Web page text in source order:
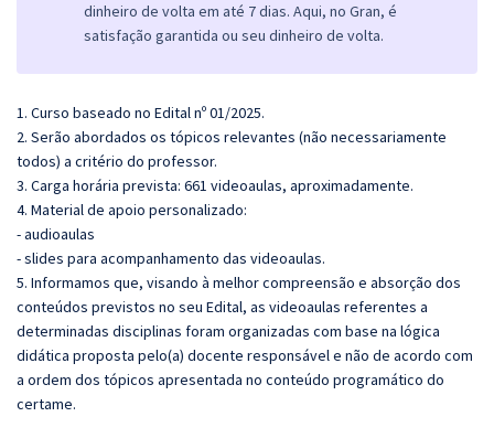
dinheiro de volta em até 7 dias. Aqui, no Gran, é
satisfação garantida ou seu dinheiro de volta.
1. Curso baseado no Edital nº 01/2025.
2. Serão abordados os tópicos relevantes (não necessariamente
todos) a critério do professor.
3. Carga horária prevista: 661 videoaulas, aproximadamente.
4. Material de apoio personalizado:
- audioaulas
- slides para acompanhamento das videoaulas.
5. Informamos que, visando à melhor compreensão e absorção dos
conteúdos previstos no seu Edital, as videoaulas referentes a
determinadas disciplinas foram organizadas com base na lógica
didática proposta pelo(a) docente responsável e não de acordo com
a ordem dos tópicos apresentada no conteúdo programático do
certame.